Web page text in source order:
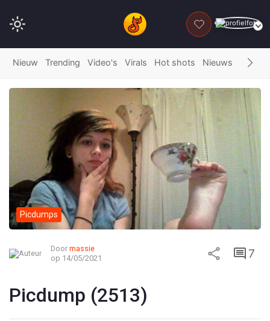
DONEER
Nieuw Trending Video's Virals Hot shots Nieuws Fails
Picdumps
Door massie
op 14/05/2021
7
Picdump (2513)